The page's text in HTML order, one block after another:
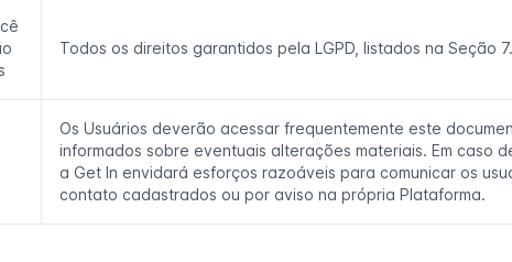
Todos os direitos garantidos pela LGPD, listados na Seção 7.
Os Usuários deverão acessar frequentemente este
informados sobre eventuais alterações materiais. Em caso
a Get In envidará esforços razoáveis para comunicar os
contato cadastrados ou por aviso na própria Plataforma.